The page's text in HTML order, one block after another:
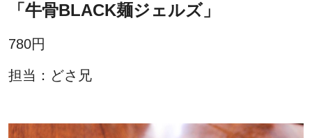
「牛骨BLACK麺ジェルズ」
780円
担当：どさ兄